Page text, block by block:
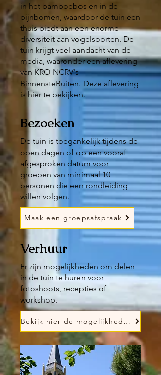
in het bamboebos en in de
pijnbomen, waardoor de tuin een
thuis biedt aan een enorme
diversiteit aan vogelsoorten. De
tuin krijgt veel aandacht van de
media, waaronder een aflevering
van KRO-NCRV's
BinnensteBuiten. Deze aflevering
is hier te bekijken.
Bezoeken
De tuin is toegankelijk tijdens de
open dagen of op een vooraf
afgesproken datum voor
groepen van minimaal 10
personen die een rondleiding
willen volgen.
Maak een groepsafspraak
Verhuur
Er zijn mogelijkheden om delen
in de tuin te huren voor
fotoshoots, recepties of
workshop.
Bekijk hier de mogelijkheden